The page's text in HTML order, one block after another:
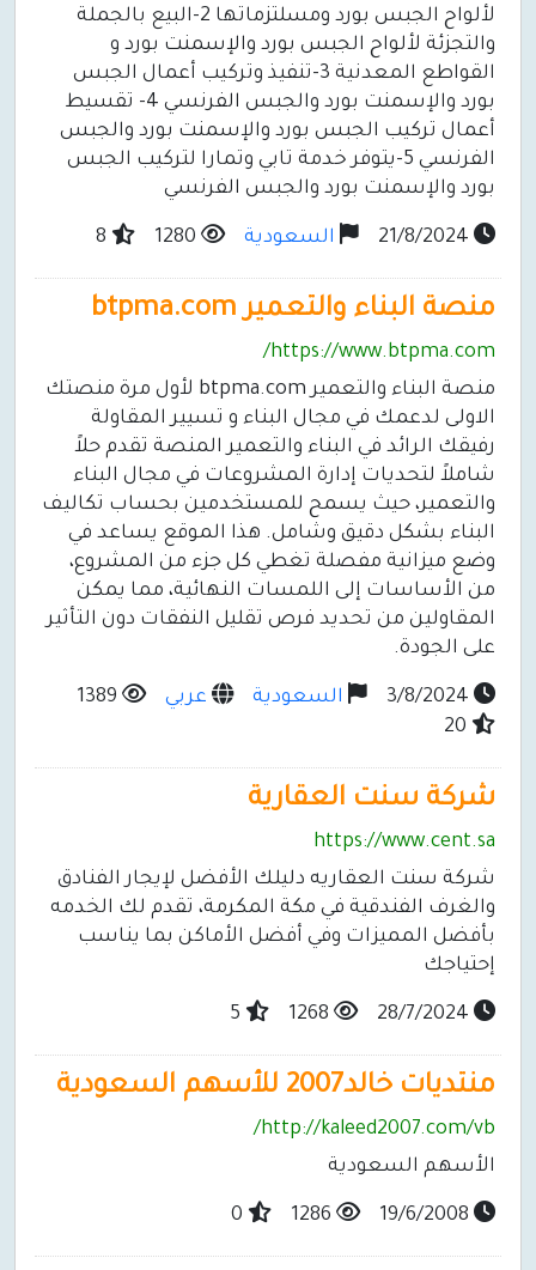
لألواح الجبس بورد ومسلتزماتها 2-البيع بالجملة
والتجزئة لألواح الجبس بورد والإسمنت بورد و
القواطع المعدنية 3-تنفيذ وتركيب أعمال الجبس
بورد والإسمنت بورد والجبس الفرنسي 4- تقسيط
أعمال تركيب الجبس بورد والإسمنت بورد والجبس
الفرنسي 5-يتوفر خدمة تابي وتمارا لتركيب الجبس
بورد والإسمنت بورد والجبس الفرنسي
السعودية
منصة البناء والتعمير btpma.com
https://www.btpma.com/
منصة البناء والتعمير btpma.com لأول مرة منصتك
الاولى لدعمك في مجال البناء و تسيير المقاولة
رفيقك الرائد في البناء والتعمير المنصة تقدم حلاً
شاملاً لتحديات إدارة المشروعات في مجال البناء
والتعمير، حيث يسمح للمستخدمين بحساب تكاليف
البناء بشكل دقيق وشامل. هذا الموقع يساعد في
وضع ميزانية مفصلة تغطي كل جزء من المشروع،
من الأساسات إلى اللمسات النهائية، مما يمكن
المقاولين من تحديد فرص تقليل النفقات دون التأثير
على الجودة.
السعودية عربي
شركة سنت العقارية
https://www.cent.sa
شركة سنت العقاريه دليلك الأفضل لإيجار الفنادق
والغرف الفندقية في مكة المكرمة، تقدم لك الخدمه
بأفضل المميزات وفي أفضل الأماكن بما يناسب
إحتياجك
منتديات خالد2007 للأسهم السعودية
http://kaleed2007.com/vb/
الأسهم السعودية